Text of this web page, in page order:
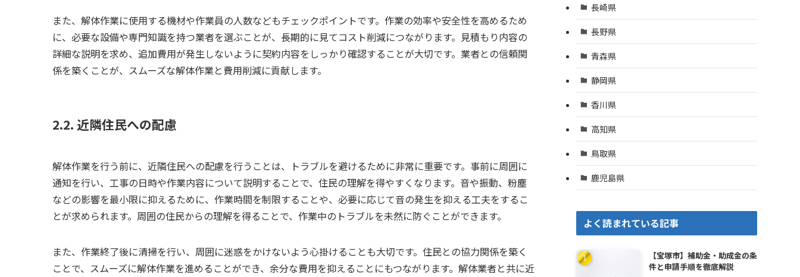
また、解体作業に使用する機材や作業員の人数などもチェックポイントです。作業の効率や安全性を高めるため
に、必要な設備や専門知識を持つ業者を選ぶことが、長期的に見てコスト削減につながります。見積もり内容の
詳細な説明を求め、追加費用が発生しないように契約内容をしっかり確認することが大切です。業者との信頼関
係を築くことが、スムーズな解体作業と費用削減に貢献します。
2.2. 近隣住民への配慮
解体作業を行う前に、近隣住民への配慮を行うことは、トラブルを避けるために非常に重要です。事前に周囲に
通知を行い、工事の日時や作業内容について説明することで、住民の理解を得やすくなります。音や振動、粉塵
などの影響を最小限に抑えるために、作業時間を制限することや、必要に応じて音の発生を抑える工夫をするこ
とが求められます。周囲の住民からの理解を得ることで、作業中のトラブルを未然に防ぐことができます。
また、作業終了後に清掃を行い、周囲に迷惑をかけないよう心掛けることも大切です。住民との協力関係を築く
ことで、スムーズに解体作業を進めることができ、余分な費用を抑えることにもつながります。解体業者と共に近
長崎県
長野県
青森県
静岡県
香川県
高知県
鳥取県
鹿児島県
よく読まれている記事
【宝塚市】補助金・助成金の条
件と申請手順を徹底解説